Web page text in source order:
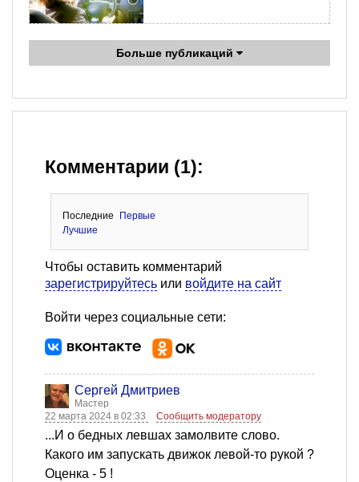
Больше публикаций
Комментарии (1):
Последние
Первые
Лучшие
Чтобы оставить комментарий
зарегистрируйтесь или войдите на сайт
Войти через социальные сети:
Сергей Дмитриев
Мастер
22 марта 2024 в 02:33
Сообщить модератору
...И о бедных левшах замолвите слово.
Какого им запускать движок левой-то рукой ?
Оценка - 5 !